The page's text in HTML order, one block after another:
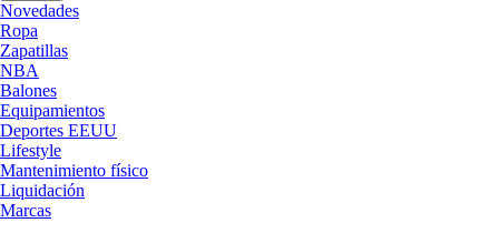
Novedades
Ropa
Zapatillas
NBA
Balones
Equipamientos
Deportes EEUU
Lifestyle
Mantenimiento físico
Liquidación
Marcas